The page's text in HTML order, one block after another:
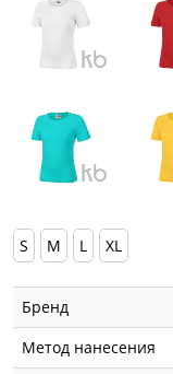
S M L XL
Бренд
Метод нанесения